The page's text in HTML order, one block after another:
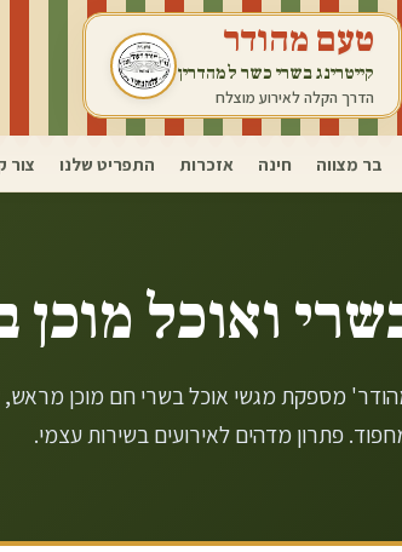
טעם מהודר
קייטרינג בשרי כשר למהדרין
הדרך הקלה לאירוע מוצלח
בר מצווה חינה אזכרות התפריט שלנו צור
ואוכל מוכן
מספקת מגשי אוכל בשרי חם מוכן
פתרון מדהים לאירועים בשירות עצמי.